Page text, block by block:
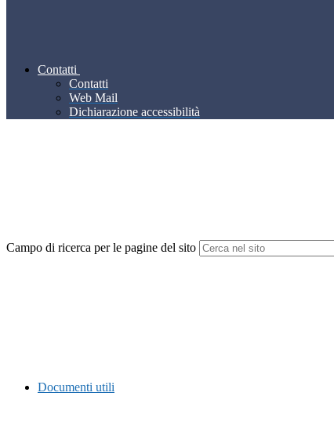
Contatti
Contatti
Web Mail
Dichiarazione accessibilità
Campo di ricerca per le pagine del sito
Documenti utili